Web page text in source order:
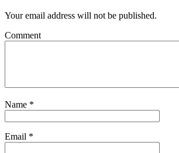
Your email address will not be published.
Comment
Name *
Email *